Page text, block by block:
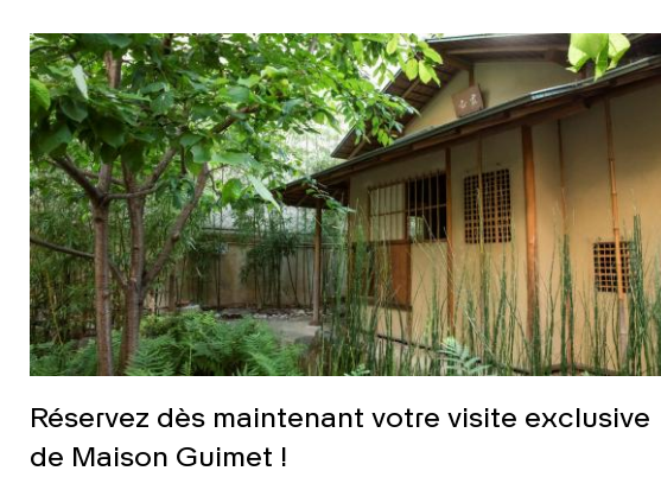
Réservez dès maintenant votre visite exclusive
de Maison Guimet !